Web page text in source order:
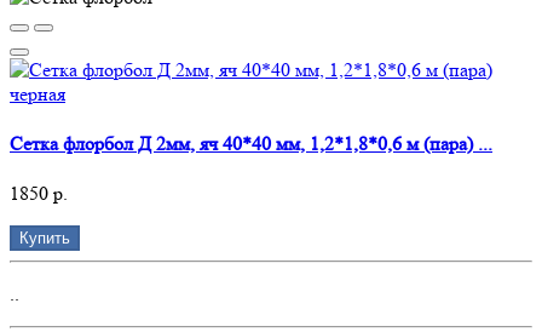
Сетка флорбол Д 2мм, яч 40*40 мм, 1,2*1,8*0,6 м (пара) ...
1850 р.
Купить
..